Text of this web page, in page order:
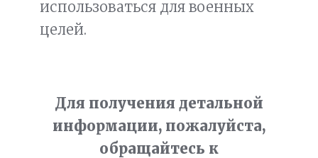
использоваться для военных
целей.
Для получения детальной
информации, пожалуйста,
обращайтесь к